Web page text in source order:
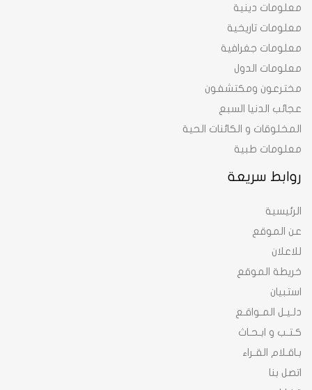
روابط سريعة
الرئيسية
عن الموقع
للاعلان
خريطة الموقع
استبيان
دلـيـل المـواقـع
كـتـب و ابـحـاث
بـاقـلام القـراء
اتصل بنا
معلومات دينية
معلومات تاريخية
معلومات جغرافية
معلومات الدول
مخترعون ومكتشفون
عجائب الدنيا السبع
المخلوقات و الكائنات الحية
معلومات طبية